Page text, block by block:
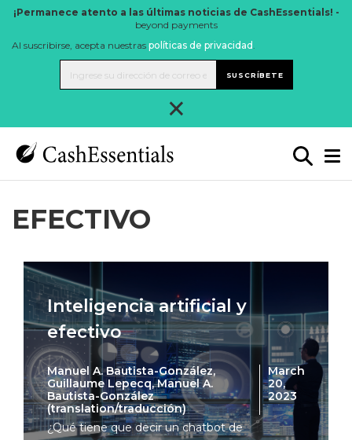
¡Permanece atento a las últimas noticias de CashEssentials! -
beyond payments
Al suscribirse, acepta nuestras políticas de privacidad .
SUSCRÍBETE
×
EFECTIVO
Inteligencia artificial y
efectivo
Manuel A. Bautista-González,
Guillaume Lepecq, Manuel A.
Bautista-González
(translation/traducción)
March
20,
2023
¿Qué tiene que decir un chatbot de